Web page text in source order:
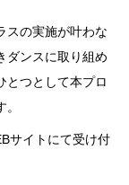
スの実施が叶わな
ダンスに取り組め
とつとして本プロ
サイトにて受け付